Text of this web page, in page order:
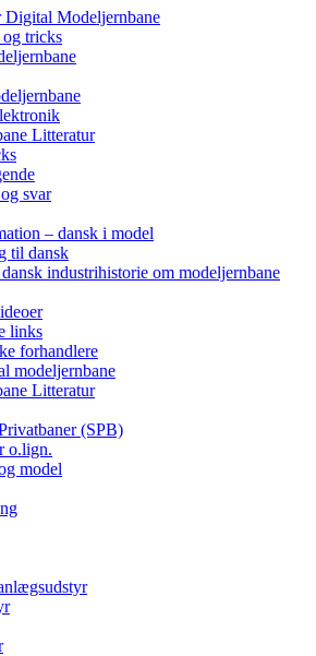
Digital Modeljernbane
tricks
Litteratur
svar
– dansk i model
til dansk
industrihistorie om modeljernbane
links
forhandlere
modeljernbane
Litteratur
(SPB)
o.lign.
model